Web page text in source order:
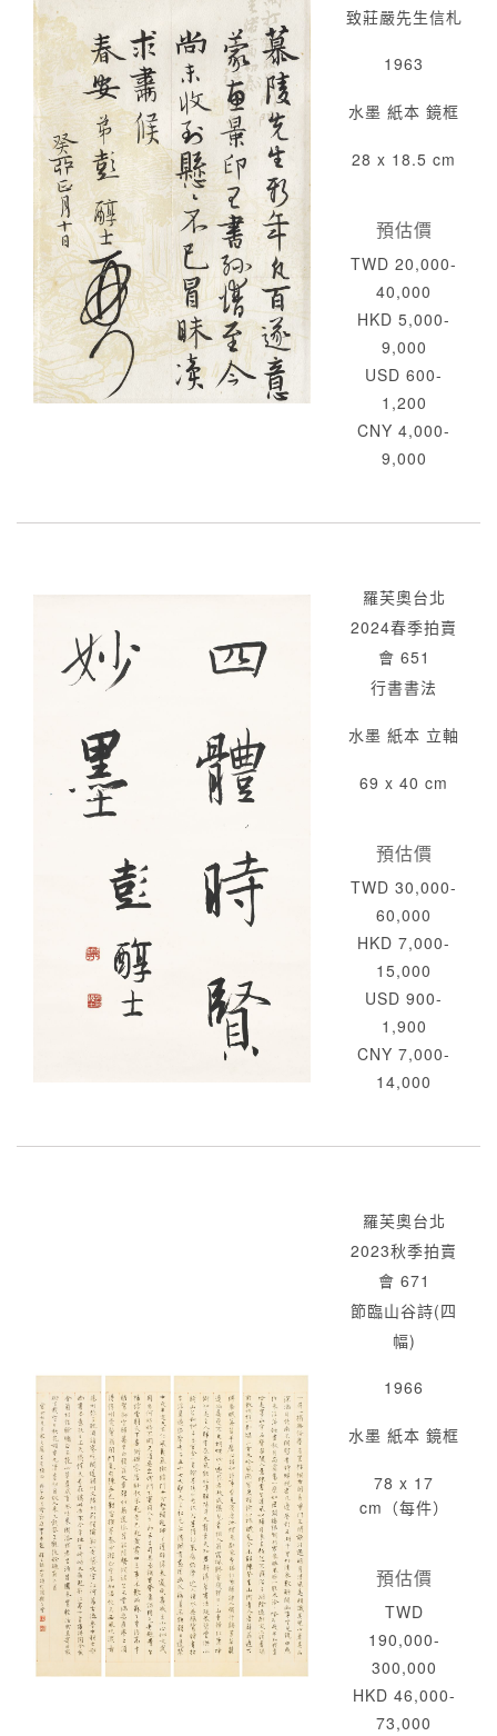
致莊嚴先生信札
1963
水墨 紙本 鏡框
28 x 18.5 cm
預估價
TWD 20,000-
40,000
HKD 5,000-
9,000
USD 600-
1,200
CNY 4,000-
9,000
羅芙奧台北
2024春季拍賣
會 651
行書書法
水墨 紙本 立軸
69 x 40 cm
預估價
TWD 30,000-
60,000
HKD 7,000-
15,000
USD 900-
1,900
CNY 7,000-
14,000
羅芙奧台北
2023秋季拍賣
會 671
節臨山谷詩(四
幅)
1966
水墨 紙本 鏡框
78 x 17
cm（每件）
預估價
TWD
190,000-
300,000
HKD 46,000-
73,000